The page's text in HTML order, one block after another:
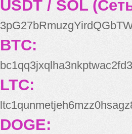
USDT / SOL
BTC:
LTC:
DOGE: